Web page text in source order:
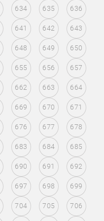
634 635 636
641 642 643
648 649 650
655 656 657
662 663 664
669 670 671
676 677 678
683 684 685
690 691 692
697 698 699
704 705 706